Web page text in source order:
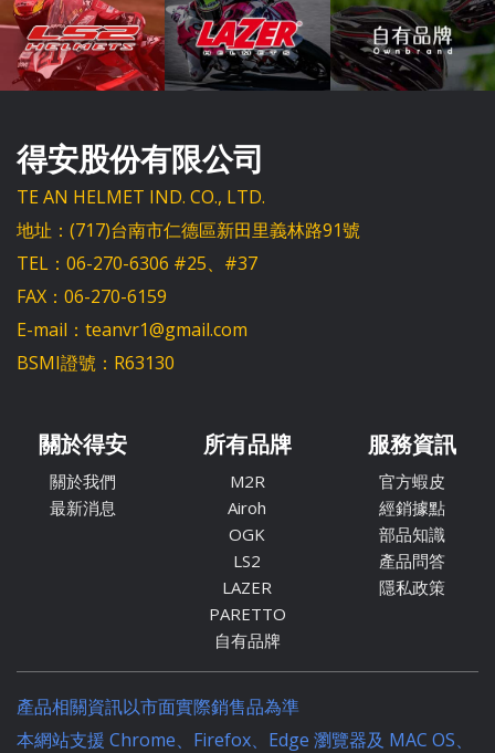
得安股份有限公司
TE AN HELMET IND. CO., LTD.
地址：(717)台南市仁德區新田里義林路91號
TEL：06-270-6306 #25、#37
FAX：06-270-6159
E-mail：teanvr1@gmail.com
BSMI證號：R63130
關於得安
關於我們
最新消息
所有品牌
M2R
Airoh
OGK
LS2
LAZER
PARETTO
自有品牌
服務資訊
官方蝦皮
經銷據點
部品知識
產品問答
隱私政策
產品相關資訊以市面實際銷售品為準
本網站支援 Chrome、Firefox、Edge 瀏覽器及 MAC OS、